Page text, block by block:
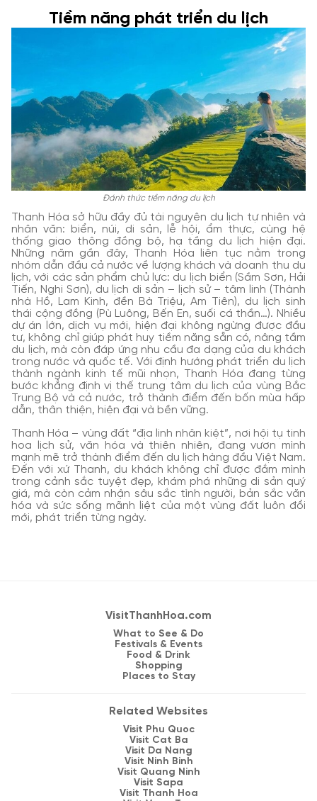
Tiềm năng phát triển du lịch
Đánh thức tiềm năng du lịch
Thanh Hóa sở hữu đầy đủ tài nguyên du lịch tự nhiên và
nhân văn: biển, núi, di sản, lễ hội, ẩm thực, cùng hệ
thống giao thông đồng bộ, hạ tầng du lịch hiện đại.
Những năm gần đây, Thanh Hóa liên tục nằm trong
nhóm dẫn đầu cả nước về lượng khách và doanh thu du
lịch, với các sản phẩm chủ lực: du lịch biển (Sầm Sơn, Hải
Tiến, Nghi Sơn), du lịch di sản – lịch sử – tâm linh (Thành
nhà Hồ, Lam Kinh, đền Bà Triệu, Am Tiên), du lịch sinh
thái cộng đồng (Pù Luông, Bến En, suối cá thần…). Nhiều
dự án lớn, dịch vụ mới, hiện đại không ngừng được đầu
tư, không chỉ giúp phát huy tiềm năng sẵn có, nâng tầm
du lịch, mà còn đáp ứng nhu cầu đa dạng của du khách
trong nước và quốc tế. Với định hướng phát triển du lịch
thành ngành kinh tế mũi nhọn, Thanh Hóa đang từng
bước khẳng định vị thế trung tâm du lịch của vùng Bắc
Trung Bộ và cả nước, trở thành điểm đến bốn mùa hấp
dẫn, thân thiện, hiện đại và bền vững.
Thanh Hóa – vùng đất “địa linh nhân kiệt”, nơi hội tụ tinh
hoa lịch sử, văn hóa và thiên nhiên, đang vươn mình
mạnh mẽ trở thành điểm đến du lịch hàng đầu Việt Nam.
Đến với xứ Thanh, du khách không chỉ được đắm mình
trong cảnh sắc tuyệt đẹp, khám phá những di sản quý
giá, mà còn cảm nhận sâu sắc tình người, bản sắc văn
hóa và sức sống mãnh liệt của một vùng đất luôn đổi
mới, phát triển từng ngày.
VisitThanhHoa.com
What to See & Do
Festivals & Events
Food & Drink
Shopping
Places to Stay
Related Websites
Visit Phu Quoc
Visit Cat Ba
Visit Da Nang
Visit Ninh Binh
Visit Quang Ninh
Visit Sapa
Visit Thanh Hoa